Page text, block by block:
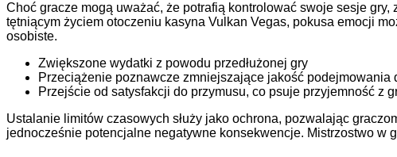
Choć gracze mogą uważać, że potrafią kontrolować swoje sesje
tętniącym życiem otoczeniu kasyna Vulkan Vegas, pokusa emocji
osobiste.
Zwiększone wydatki z powodu przedłużonej gry
Przeciążenie poznawcze zmniejszające jakość podejmowania
Przejście od satysfakcji do przymusu, co psuje przyjemność z
Ustalanie limitów czasowych służy jako ochrona, pozwalając
jednocześnie potencjalne negatywne konsekwencje. Mistrzostwo